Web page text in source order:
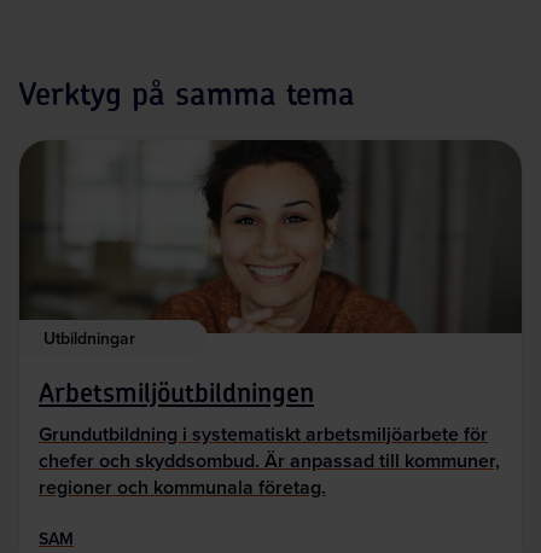
Verktyg på samma tema
Utbildningar
Arbetsmiljöutbildningen
Grundutbildning i systematiskt arbetsmiljöarbete för
chefer och skyddsombud. Är anpassad till kommuner,
regioner och kommunala företag.
SAM